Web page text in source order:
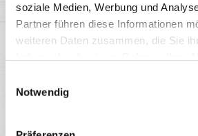
soziale Medien, Werbung und
Partner führen diese Informationen
weiteren Daten zusammen, die Sie
Notwendig
Soft Bun, Crispy Chicken (135g),
Zwiebeln, Lollo Bionda Salat, Bacon,...